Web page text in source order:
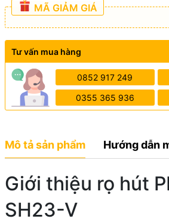
MÃ GIẢM GIÁ
Tư vấn mua hàng
0852 917 249
0355 365 936
Mô tả sản phẩm Hướng dẫn
Giới thiệu rọ hút
SH23-V